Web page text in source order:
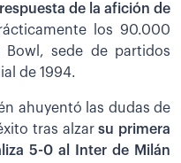
de la afición de
los 90.000
Bowl, sede de partidos
de 1994.
ahuyentó las dudas de
tras alzarsu primera
5-0 al Inter de Milán